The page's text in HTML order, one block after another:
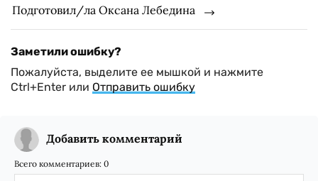
Подготовил/ла Оксана Лебедина
Заметили ошибку?
Пожалуйста, выделите ее мышкой и нажмите
Ctrl+Enter или Отправить ошибку
Добавить комментарий
Всего комментариев: 0